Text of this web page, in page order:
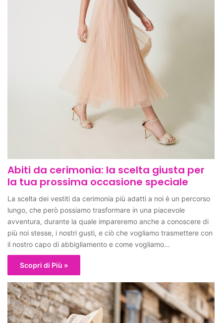
Abiti da cerimonia: la scelta giusta per
la tua prossima occasione speciale
La scelta dei vestiti da cerimonia più adatti a noi è un percorso
lungo, che però possiamo trasformare in una piacevole
avventura, durante la quale impareremo anche a conoscere di
più noi stesse, i nostri gusti, e ciò che vogliamo trasmettere con
il nostro capo di abbigliamento e come vogliamo…
Scopri di Più »